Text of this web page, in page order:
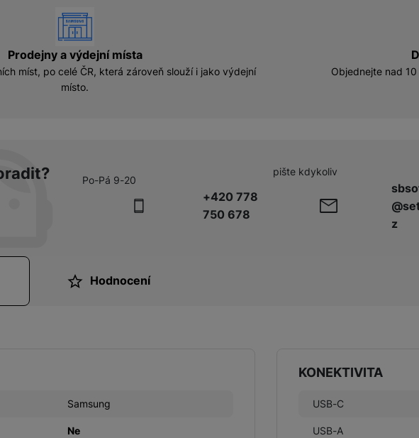
Prodejny a výdejní místa
míst, po celé ČR, která zároveň slouží i jako výdejní
místo.
Objednejte nad
Po-Pá 9-20
+420 778
750 678
pište kdykoliv
z
Hodnocení
Samsung
Ne
KONEKTIVITA
USB-C
USB-A